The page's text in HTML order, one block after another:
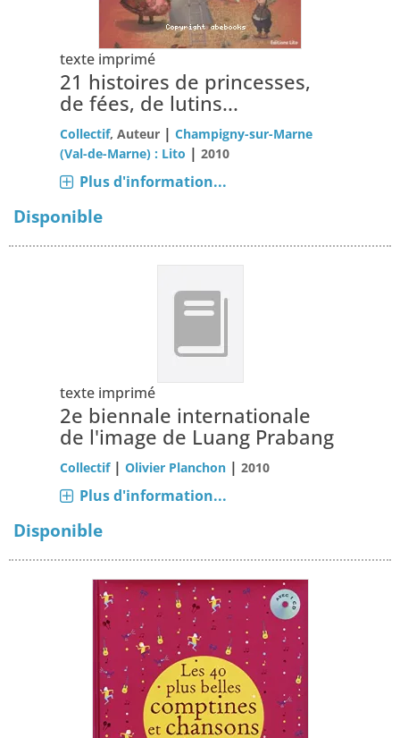
texte imprimé
21 histoires de princesses,
de fées, de lutins...
Collectif, Auteur |Champigny-sur-Marne
(Val-de-Marne) : Lito |2010
Plus d'information...
Disponible
texte imprimé
2e biennale internationale
de l'image de Luang Prabang
Collectif |Olivier Planchon |2010
Plus d'information...
Disponible